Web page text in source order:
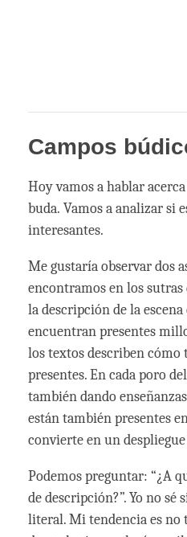
Campos
Hoy vamos a hablar
buda. Vamos a analizar si
interesantes.
Me gustaría observar dos
encontramos en los
la descripción de la
encuentran presentes
los textos describen cómo
presentes. En cada poro
también dando
están también presentes
convierte en un
Podemos preguntar: “¿A
de descripción?”. Yo no
literal. Mi tendencia es no